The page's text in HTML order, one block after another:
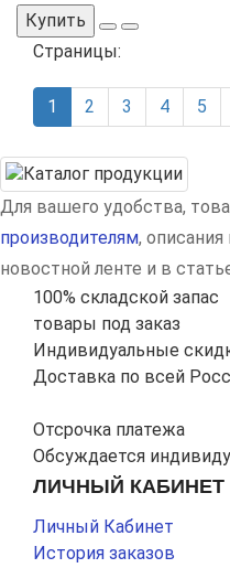
Купить
Страницы:
1 2 3 4 5
Для вашего удобства,
производителям,
новостной ленте и в
100% складской запас
товары под заказ
Индивидуальные
Доставка по всей
Отсрочка платежа
Обсуждается
ЛИЧНЫЙ КАБИНЕТ
Личный Кабинет
История заказов